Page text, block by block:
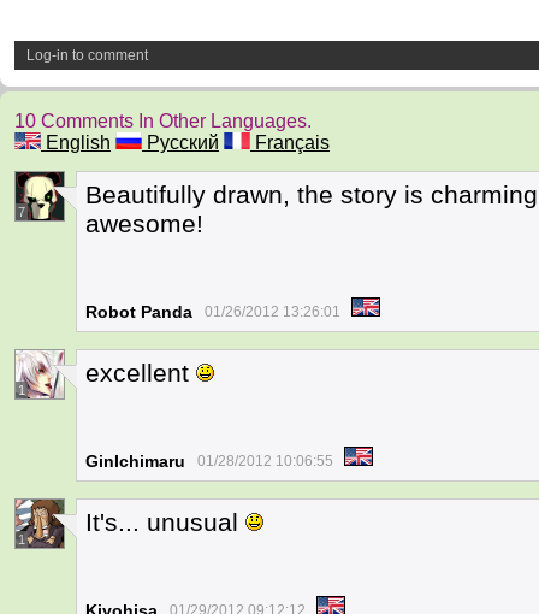
Log-in to comment
10 Comments In Other Languages.
English
Русский Français
7
Beautifully drawn, the story is
awesome!
Robot Panda 01/26/2012 13:26:01
1
excellent
GinIchimaru 01/28/2012 10:06:55
1
It's... unusual
01/29/2012 09:12:12